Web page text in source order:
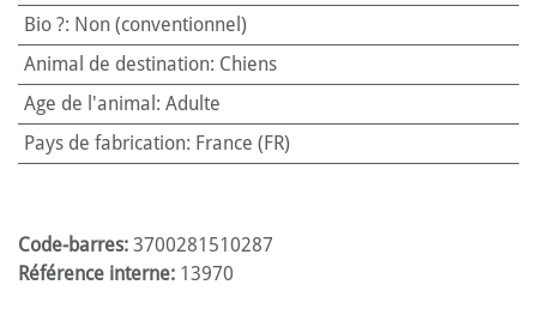
Bio ?: Non (conventionnel)
Animal de destination: Chiens
Age de l'animal : Adulte
Pays de fabrication: France (FR)
Code-barres: 3700281510287
Référence interne: 13970